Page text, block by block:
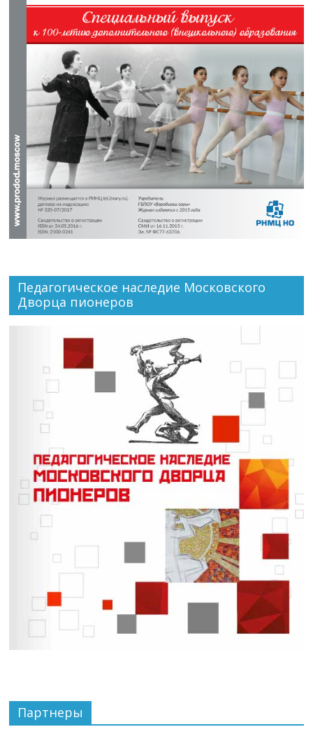
Педагогическое наследие Московского
Дворца пионеров
Партнеры